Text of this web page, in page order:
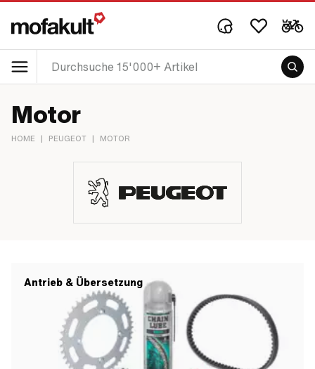
Motor
HOME | PEUGEOT | MOTOR
Antrieb & Übersetzung